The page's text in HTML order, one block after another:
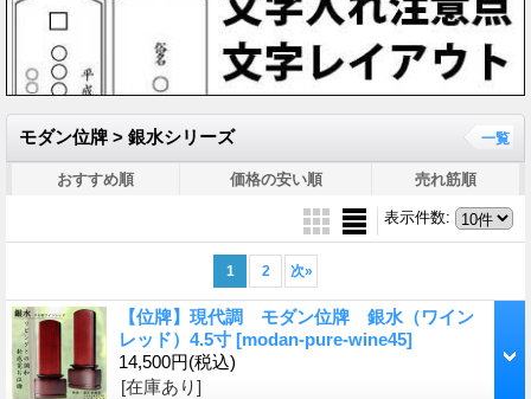
モダン位牌 > 銀水シリーズ 一覧
おすすめ順 価格の安い順 売れ筋順
表示件数:
1 2 次»
【位牌】現代調 モダン位牌 銀水（ワイン
レッド）4.5寸 [modan-pure-wine45]
14,500円(税込)
[在庫あり]